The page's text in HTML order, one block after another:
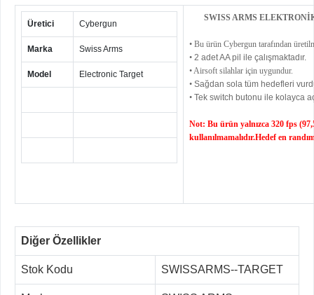
Üretici Cybergun
Marka Swiss Arms
Model Electronic Target
SWISS ARMS ELEKTRONİK
• Bu ürün Cybergun tarafından
• 2 adet AA pil ile çalışmaktadır.
• Airsoft silahlar için uygundur.
• Sağdan sola tüm hedefleri
• Tek switch butonu ile kolayca
Not: Bu ürün yalnızca 320 fps
kullanılmamalıdır.Hedef en
Diğer Özellikler
Stok Kodu SWISSARMS--TARGET